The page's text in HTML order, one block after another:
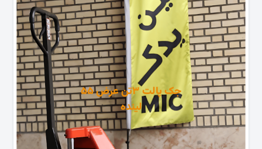
جک پالت ۳تن عرض ۵۵
لینده